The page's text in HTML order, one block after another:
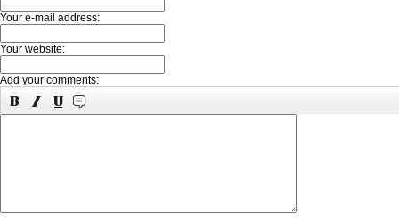
Your e-mail address:
Your website:
Add your comments: